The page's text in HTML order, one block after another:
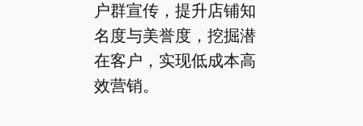
户群宣传，提升店铺知
名度与美誉度，挖掘潜
在客户，实现低成本高
效营销。